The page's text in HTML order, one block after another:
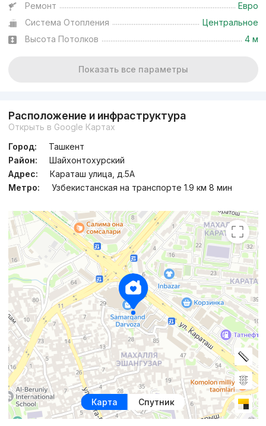
Ремонт
Евро
Система Отопления
Центральное
Высота Потолков
4 м
Показать все параметры
Расположение и инфраструктура
Открыть в Google Картах
Город:
Ташкент
Район:
Шайхонтохурский
Адрес:
Караташ улица, д.5А
Метро:
Узбекистанская на транспорте 1.9 км 8 мин
Карта Спутник